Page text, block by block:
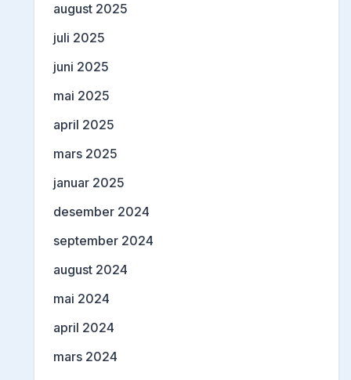
august 2025
juli 2025
juni 2025
mai 2025
april 2025
mars 2025
januar 2025
desember 2024
september 2024
august 2024
mai 2024
april 2024
mars 2024